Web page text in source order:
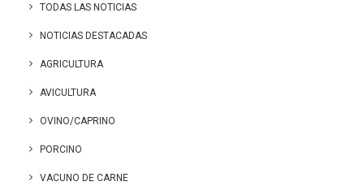
TODAS LAS NOTICIAS
NOTICIAS DESTACADAS
AGRICULTURA
AVICULTURA
OVINO/CAPRINO
PORCINO
VACUNO DE CARNE